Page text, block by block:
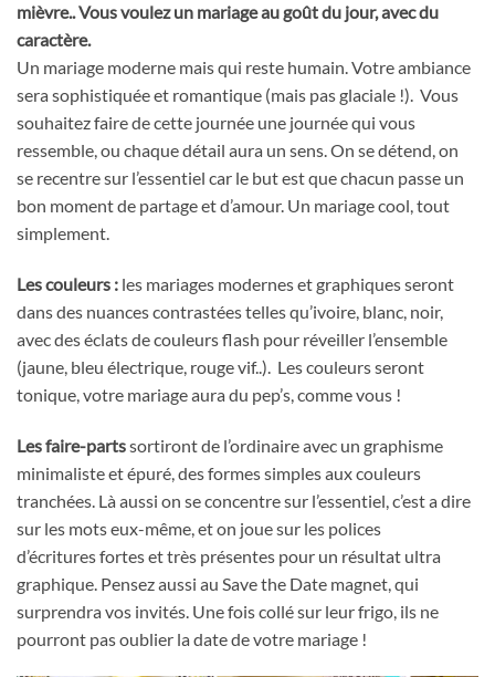
mièvre.. Vous voulez un mariage au goût du jour, avec du
caractère.
Un mariage moderne mais qui reste humain. Votre ambiance
sera sophistiquée et romantique (mais pas glaciale !). Vous
souhaitez faire de cette journée une journée qui vous
ressemble, ou chaque détail aura un sens. On se détend, on
se recentre sur l’essentiel car le but est que chacun passe un
bon moment de partage et d’amour. Un mariage cool, tout
simplement.
Les couleurs : les mariages modernes et graphiques seront
dans des nuances contrastées telles qu’ivoire, blanc, noir,
avec des éclats de couleurs flash pour réveiller l’ensemble
(jaune, bleu électrique, rouge vif..). Les couleurs seront
tonique, votre mariage aura du pep’s, comme vous !
Les faire-partssortiront de l’ordinaire avec un graphisme
minimaliste et épuré, des formes simples aux couleurs
tranchées. Là aussi on se concentre sur l’essentiel, c’est a dire
sur les mots eux-même, et on joue sur les polices
d’écritures fortes et très présentes pour un résultat ultra
graphique. Pensez aussi au Save the Date magnet, qui
surprendra vos invités. Une fois collé sur leur frigo, ils ne
pourront pas oublier la date de votre mariage !